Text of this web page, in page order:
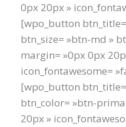
0px 20px »
[wpo_button
btn_size= »btn-md »
margin= »0px 0px
icon_fontawesome=
[wpo_button
btn_color= »btn-
20px »